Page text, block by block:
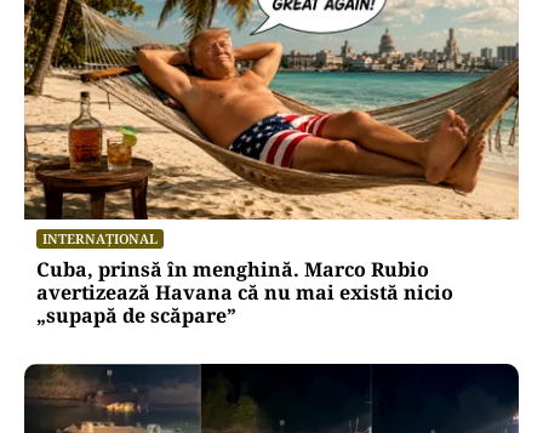
INTERNAȚIONAL
Cuba, prinsă în menghină. Marco Rubio
avertizează Havana că nu mai există nicio
„supapă de scăpare”